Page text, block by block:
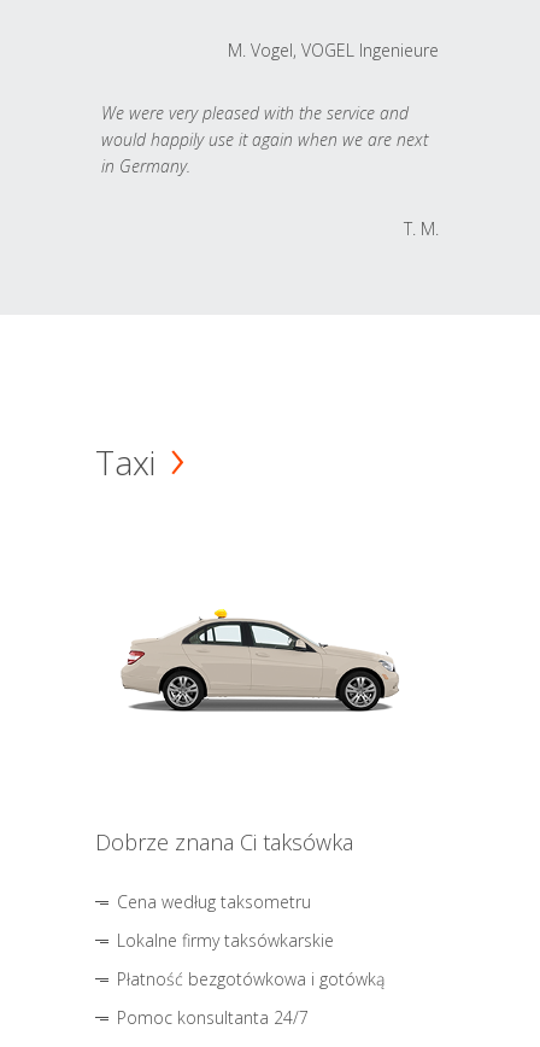
M. Vogel, VOGEL Ingenieure
We were very pleased with the service and
would happily use it again when we are next
in Germany.
T. M.
Taxi
Dobrze znana Ci taksówka
Cena według taksometru
Lokalne firmy taksówkarskie
Płatność bezgotówkowa i gotówką
Pomoc konsultanta 24/7